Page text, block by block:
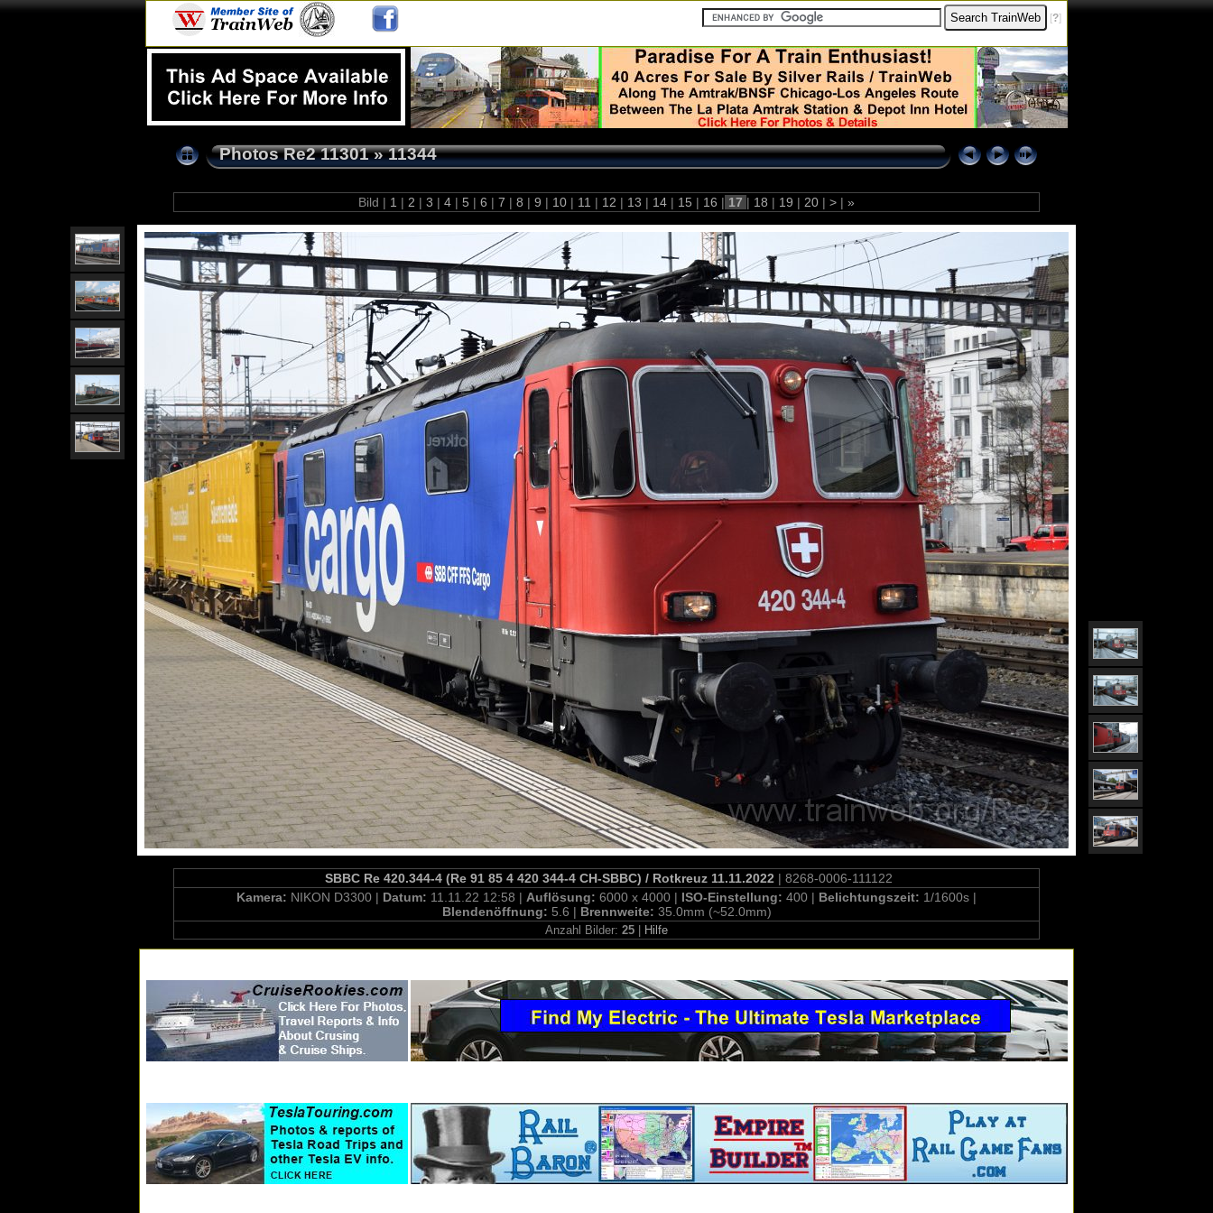
[?]
Photos Re2 11301»11344
Bild | 1 | 2 | 3 | 4 | 5 | 6 | 7 | 8 | 9 | 10 | 11 | 12 | 13 | 14 | 15 | 16 | 17 | 18 | 19 | 20 | > | »
SBBC Re 420.344-4 (Re 91 85 4 420 344-4 CH-SBBC) / Rotkreuz 11.11.2022 | 8268-0006-111122
Kamera: NIKON D3300 | Datum: 11.11.22 12:58 | Auflösung: 6000 x 4000 | ISO-Einstellung: 400 | Belichtungszeit: 1/1600s |
Blendenöffnung: 5.6 | Brennweite: 35.0mm (~52.0mm)
Anzahl Bilder: 25 Hilfe